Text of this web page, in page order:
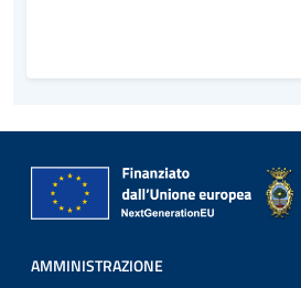
AMMINISTRAZIONE